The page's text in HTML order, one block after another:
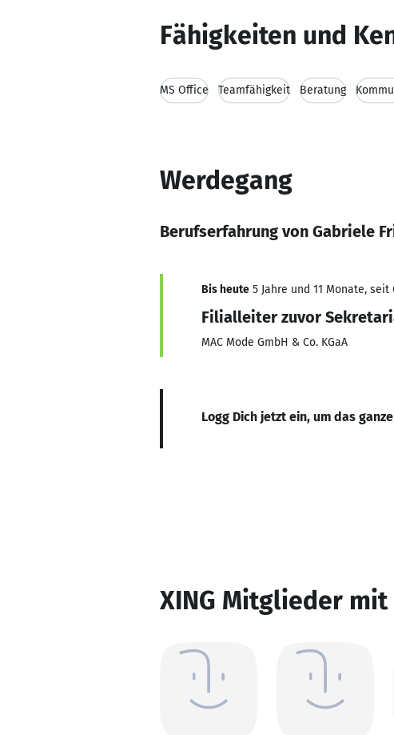
Fähigkeiten und
MS Office Teamfähigkeit Beratung
Werdegang
Berufserfahrung von Gabriele
Bis heute 5 Jahre und 11 Monate, seit
Filialleiter zuvor
MAC Mode GmbH & Co. KGaA
Logg Dich jetzt ein, um das
XING Mitglieder